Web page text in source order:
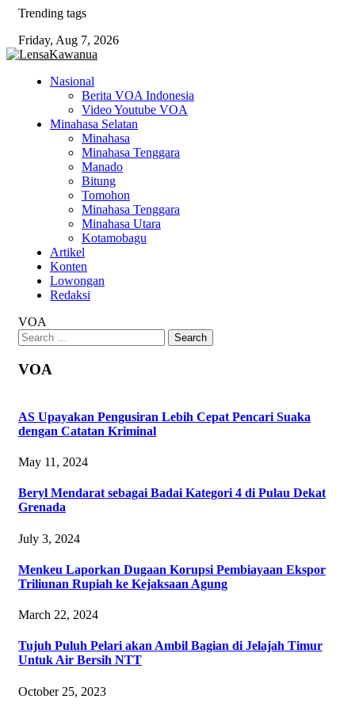
Skip
content
Trending tags
Friday, Aug 7, 2026
Nasional
Berita VOA Indonesia
Video Youtube VOA
Minahasa Selatan
Minahasa
Minahasa Tenggara
Manado
Bitung
Tomohon
Minahasa Tenggara
Minahasa Utara
Kotamobagu
Artikel
Konten
Lowongan
Redaksi
VOA
Search
for:
VOA
AS Upayakan Pengusiran Lebih Cepat Pencari Suaka
dengan Catatan Kriminal
May 11, 2024
Beryl Mendarat sebagai Badai Kategori 4 di Pulau Dekat
Grenada
July 3, 2024
Menkeu Laporkan Dugaan Korupsi Pembiayaan Ekspor
Triliunan Rupiah ke Kejaksaan Agung
March 22, 2024
Tujuh Puluh Pelari akan Ambil Bagian di Jelajah Timur
Untuk Air Bersih NTT
October 25, 2023